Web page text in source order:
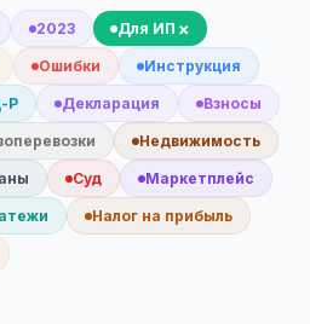
2023 Для ИП ×
Ошибки Инструкция
Р Декларация Взносы
Недвижимость
Суд Маркетплейс
Налог на прибыль